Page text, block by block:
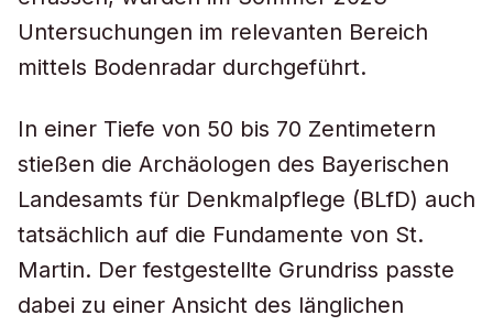
Untersuchungen im relevanten Bereich
mittels Bodenradar durchgeführt.
In einer Tiefe von 50 bis 70 Zentimetern
stießen die Archäologen des Bayerischen
Landesamts für Denkmalpflege (BLfD) auch
tatsächlich auf die Fundamente von St.
Martin. Der festgestellte Grundriss passte
dabei zu einer Ansicht des länglichen